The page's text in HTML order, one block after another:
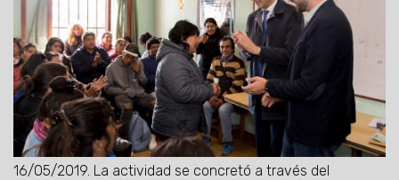
16/05/2019. La actividad se concretó a través del